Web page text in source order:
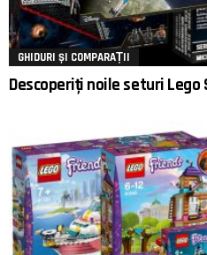
GHIDURI ȘI COMPARAȚII
Descoperiți noile seturi